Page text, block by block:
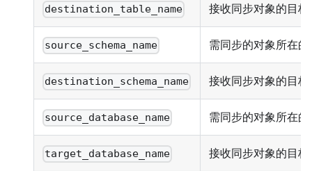
destination_table_name 接收同步对象的目
source_schema_name 需同步的对象所在
destination_schema_name 接收同步对象的目
source_database_name 需同步的对象所在
target_database_name 接收同步对象的目